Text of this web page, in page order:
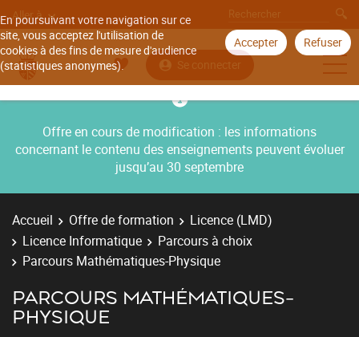
En poursuivant votre navigation sur ce
site, vous acceptez l'utilisation de
cookies à des fins de mesure d'audience
(statistiques anonymes).
Accepter Refuser
Aller à
Se connecter
Offre en cours de modification : les informations
concernant le contenu des enseignements peuvent évoluer
jusqu’au 30 septembre
Accueil Offre de formation
Licence (LMD)
Licence Informatique
Parcours à choix
Parcours Mathématiques-Physique
PARCOURS MATHÉMATIQUES-
PHYSIQUE